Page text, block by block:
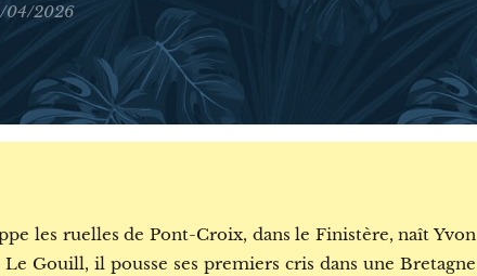
04/2026
les ruelles de Pont-Croix, dans le Finistère, naît Yvon
Gouill, il pousse ses premiers cris dans une Bretagne